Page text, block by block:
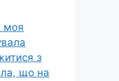
моя
з
що на